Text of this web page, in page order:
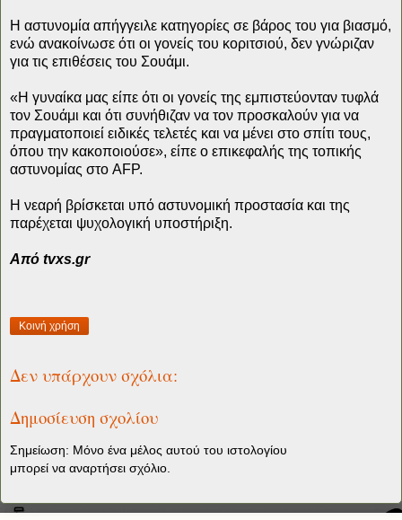
Η αστυνομία απήγγειλε κατηγορίες σε βάρος του για βιασμό,
ενώ ανακοίνωσε ότι οι γονείς του κοριτσιού, δεν γνώριζαν
για τις επιθέσεις του Σουάμι.
«Η γυναίκα μας είπε ότι οι γονείς της εμπιστεύονταν τυφλά
τον Σουάμι και ότι συνήθιζαν να τον προσκαλούν για να
πραγματοποιεί ειδικές τελετές και να μένει στο σπίτι τους,
όπου την κακοποιούσε», είπε ο επικεφαλής της τοπικής
αστυνομίας στο AFP.
Η νεαρή βρίσκεται υπό αστυνομική προστασία και της
παρέχεται ψυχολογική υποστήριξη.
Aπό tvxs.gr
Κοινή χρήση
Δεν υπάρχουν σχόλια:
Δημοσίευση σχολίου
Σημείωση: Μόνο ένα μέλος αυτού του ιστολογίου
μπορεί να αναρτήσει σχόλιο.